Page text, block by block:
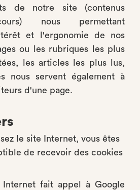
de notre site (contenus
nous permettant
et l'ergonomie de nos
ou les rubriques les plus
les articles les plus lus,
nous servent également à
d'une page.
le site Internet, vous êtes
de recevoir des cookies
fait appel à Google